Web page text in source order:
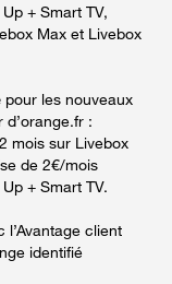
+ Smart TV,
Max et Livebox
pour les nouveaux
:
mois sur Livebox
de 2€/mois
+ Smart TV.
l’Avantage client
identifié